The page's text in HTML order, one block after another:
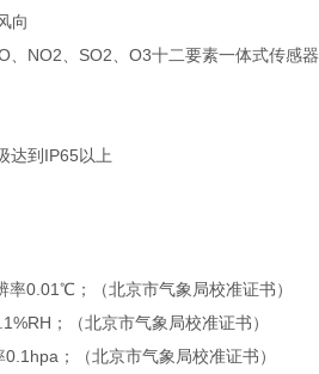
向
NO2、SO2、O3十二要素一体式传感器
达到IP65以上
0.01℃；（北京市气象局校准证书）
；（北京市气象局校准证书）
；（北京市气象局校准证书）